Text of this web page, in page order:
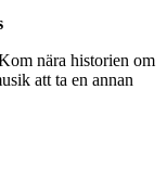
nära historien om
att ta en annan